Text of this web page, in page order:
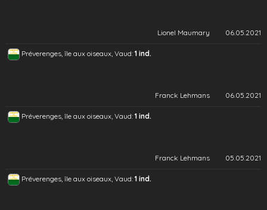
Lionel Maumary 06.05.2021
Préverenges, île aux oiseaux, Vaud: 1 ind.
Franck Lehmans 06.05.2021
Préverenges, île aux oiseaux, Vaud: 1 ind.
Franck Lehmans 05.05.2021
Préverenges, île aux oiseaux, Vaud: 1 ind.